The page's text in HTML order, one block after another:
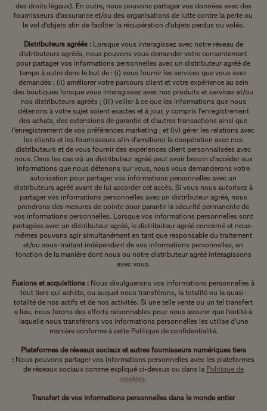
des droits légaux). En outre, nous pouvons partager vos données avec des
fournisseurs d'assurance et/ou des organisations de lutte contre la perte ou
le vol d'objets afin de faciliter la récupération d'objets perdus ou volés.
Distributeurs agréés : Lorsque vous interagissez avec notre réseau de
distributeurs agréés, nous pouvons vous demander votre consentement
pour partager vos informations personnelles avec un distributeur agréé de
temps à autre dans le but de : (i) vous fournir les services que vous avez
demandés ; (ii) améliorer votre parcours client et votre expérience au sein
des boutiques lorsque vous interagissez avec nos produits et services et/ou
nos distributeurs agréés ; (iii) veiller à ce que les informations que nous
détenons à votre sujet soient exactes et à jour, y compris l'enregistrement
des achats, des extensions de garantie et d'autres transactions ainsi que
l'enregistrement de vos préférences marketing ; et (iv) gérer les relations avec
les clients et les fournisseurs afin d'améliorer la coopération avec nos
distributeurs et de vous fournir des expériences client personnalisées avec
nous. Dans les cas où un distributeur agréé peut avoir besoin d'accéder aux
informations que nous détenons sur vous, nous vous demanderons votre
autorisation pour partager vos informations personnelles avec un
distributeurs agréé avant de lui accorder cet accès. Si vous nous autorisez à
partager vos informations personnelles avec un distributeur agréé, nous
prendrons des mesures de pointe pour garantir la sécurité permanente de
vos informations personnelles. Lorsque vos informations personnelles sont
partagées avec un distributeur agréé, le distributeur agréé concerné et nous-
mêmes pouvons agir simultanément en tant que responsable du traitement
et/ou sous-traitant indépendant de vos informations personnelles, en
fonction de la manière dont nous ou notre distributeur agréé interagissons
avec vous.
Fusions et acquisitions : Nous divulguerons vos informations personnelles à
tout tiers qui achète, ou auquel nous transférons, la totalité ou la quasi-
totalité de nos actifs et de nos activités. Si une telle vente ou un tel transfert
a lieu, nous ferons des efforts raisonnables pour nous assurer que l'entité à
laquelle nous transférons vos informations personnelles les utilise d'une
manière conforme à cette Politique de confidentialité.
Plateformes de réseaux sociaux et autres fournisseurs numériques tiers
: Nous pouvons partager vos informations personnelles avec les plateformes
de réseaux sociaux comme expliqué ci-dessus ou dans la Politique de
cookies.
Transfert de vos informations personnelles dans le monde entier